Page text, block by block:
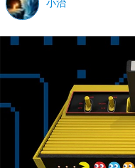
小治